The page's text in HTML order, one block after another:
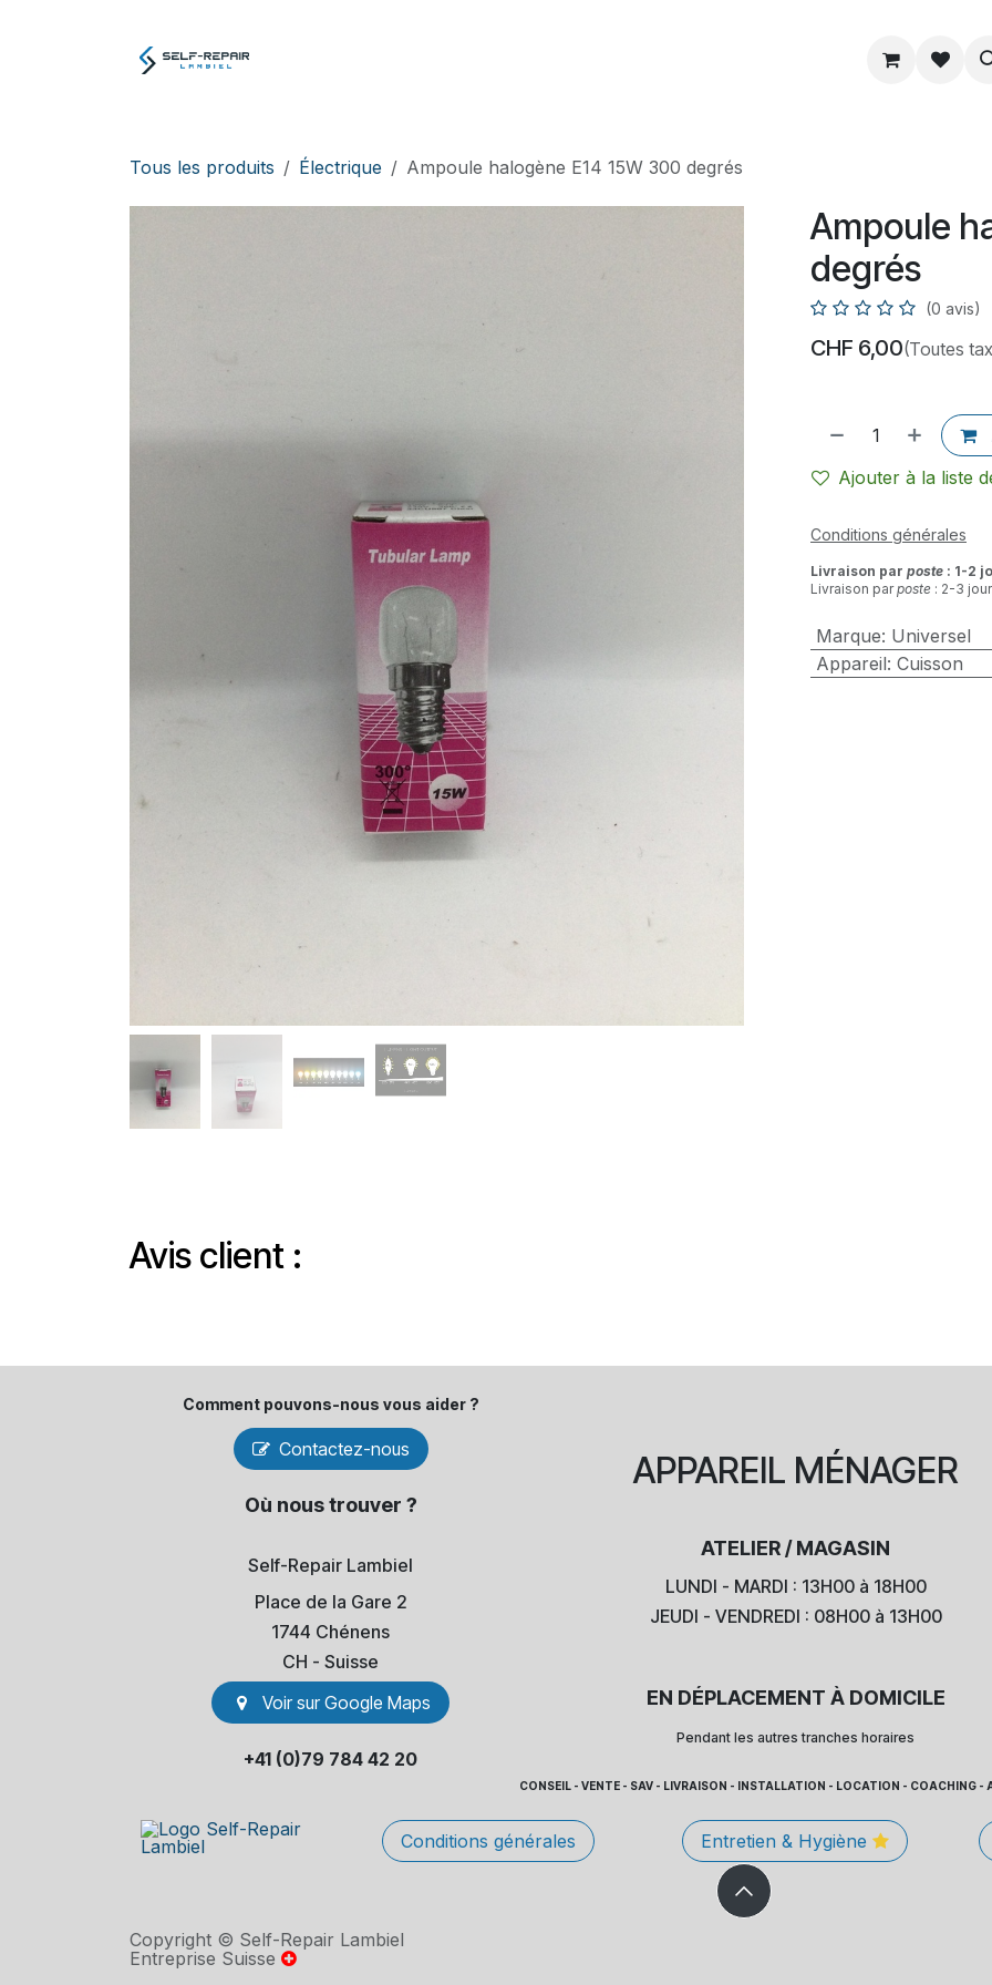
À propos
Tous les produits Électrique Ampoule halogène E14 15W 300 degrés
Ampoule
degrés
(0 avis)
CHF 6,00(Toutes
Ajouter à la liste
Conditions générales
Livraison par poste : 1-2
Livraison parposte : 2-3
Marque: Universel
Appareil: Cuisson
Avis client :
Comment pouvons-​nous vous aider ?
Contactez-nous
Où nous trouver ?
Self-Repair Lambiel
Place de la Gare 2
1744 Chénens
​CH - Suisse
Voir sur Go​​ogle Maps
+41 (0)79 784 42 20
APPAREIL MÉNAGER
ATELIER / MAGASIN
LUNDI - MARDI : 13H00 à 18H00
JEUDI - VENDREDI : 08H00 à 13H00
EN DÉPLACEMENT À DOMICILE
Pendant les autres tranches horaires
CONSEIL - VENTE - SAV - LIVRAISON - INSTALLATION - LOCATION - COACHING -
Entretien & Hygiène
Conditions générales
Copyright © Self-Repair Lambiel
Entreprise Suisse